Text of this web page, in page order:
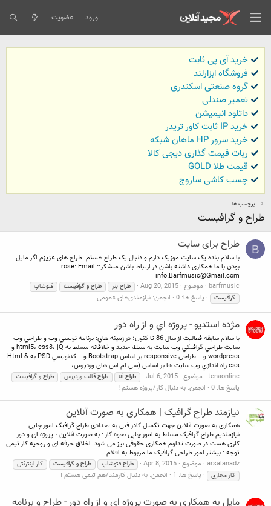
ورود عضویت
خرید آی پی ثابت
فروشگاه ابزارلند
گروه صنعتی اسکندری
تعمیر صندلی
داتلود انیمیشن
خرید IP ثابت کاور تریدر
خرید سرور HP ماهان شبکه
ربات قیمت گذاری دیجی کالا
قیمت طلا GOLD
چسب کاشی ساروج
برچسب ها
طراح و گرافیست
B طراح برای سایت
با سلام بنده یک سایت موزیک دارم و دنبال یک طراح هستم .طراح های عزیزم اگر مایل
بودن با ما همکاری داشته باشن در ارتباط باشن متشکر:rose: Email :
info.Barfmusic@Gmail.com
barfmusic موضوع Aug 20, 2015 طراح بنر طراح و گرافیست
فتوشاپ
گرافیست
پاسخ ها: 0 انجمن: نیازمندی‌های عمومی
مژده استديو - پروژه اي و از راه دور
با سلام سابقه فعاليت از سال 86 تا كنون؛ در زمينه هاي: برنامه نويسي وب و طراحي وب
سايت طراحي گرافيكي وب سايت به سبك جديد و خلاقانه مسلط به html5، css3، jQ و
wordpress و .. طراحي responsive بر اساس Bootstrap و .. كدنويسي PSD به Html &
css راه اندازي وب سايت ها بر اساس (سي ام اس هاي وردپرس،...
tenaonline موضوع Jul 6, 2015 طراح طراح قالب وردپرس طراح و گرافیست
پاسخ ها: 0 انجمن: به دنبال کار/پروژه هستم !
نیازمند طراح گرافیک | همکاری به صورت آنلاین
همکاری به صورت آنلاین جهت تکمیل کادر فنی به تعدادی طراح گرافیک امور چاپی
نیازمندیم طراح گرافیک مسلط به امور چاپی نحوه کار : به صورت آنلاین ، پروژه ای و دور
کاری هست در صورت تداوم همکاری حقوقی نیز می شود. اخلاق حرفه ای و روحیه کار تیمی
توجه : بیشتر امور طراحی گرافیک ما مربوط به اقلام...
arsalanadz موضوع Apr 8, 2015 طراح فتوشاپ طراح و گرافیست
کار اینترنتی
کار مجازی
پاسخ ها: 1 انجمن: به دنبال کارمند/هم تیمی هستم !
مايل به همكاري به صورت پروژه اي و از راه دور - طراح و برنامه